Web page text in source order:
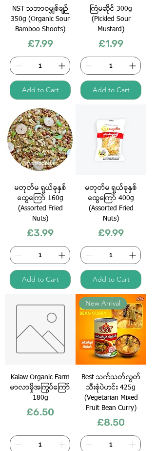
NST သဘာဝမျှစ်ချဉ်
350g (Organic Sour
Bamboo Shoots)
Price
£7.99
Add to Cart
ကြံမဆိုင် 300g
(Pickled Sour
Mustard)
Price
£1.99
Add to Cart
မတုတ်မ ရှယ်ခုနှ​စ်​
ထွေကြော် 160g
(Assorted Fried
Nuts)
Price
£3.99
Add to Cart
မတုတ်မ ရှယ်ခုနှ​စ်​
ထွေ​ကြော် 400g
(Assorted Fried
Nuts)
Price
£9.99
Add to Cart
Kalaw Organic Farm
မာလာမှိုအကြွပ်ကြော်
180g
Price
£6.50
New Arrival
Best သက်သတ်လွတ်
သီးစုံပဲဟင်း 425g
(Vegetarian Mixed
Fruit Bean Curry)
Price
£8.50